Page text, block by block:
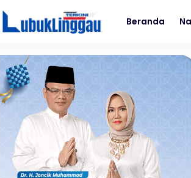
Beranda